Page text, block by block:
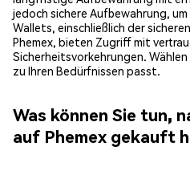
jedoch sichere Aufbewahrung,
Wallets, einschließlich der
Phemex, bieten Zugriff mit
Sicherheitsvorkehrungen.
zu Ihren Bedürfnissen passt.
Was können Sie tun,
auf Phemex gekauft